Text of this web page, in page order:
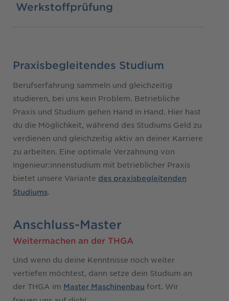
Werkstoffprüfung
Praxisbegleitendes Studium
Berufserfahrung sammeln und gleichzeitig
studieren, bei uns kein Problem. Betriebliche
Praxis und Studium gehen Hand in Hand. Hier hast
du die Möglichkeit, während des Studiums Geld zu
verdienen und gleichzeitig aktiv an deiner Karriere
zu arbeiten. Eine optimale Verzahnung von
Ingenieur:innenstudium mit betrieblicher Praxis
bietet unsere Variante des praxisbegleitenden
Studiums.
Anschluss-Master
Weitermachen an der THGA
Und wenn du deine Kenntnisse noch weiter
vertiefen möchtest, dann setze dein Studium an
der THGA im Master Maschinenbau fort. Wir